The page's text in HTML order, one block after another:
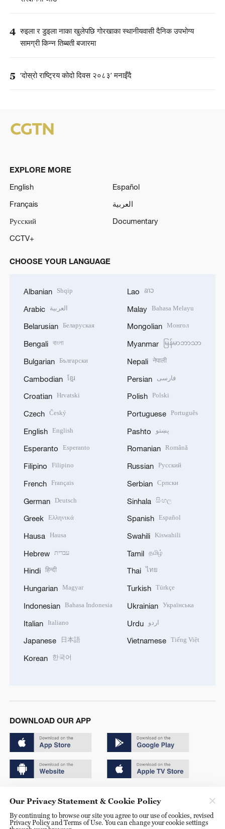
4 रुइला र डुइला नाका खुलेपछि गोरखाका स्थानीयवासी दैनिक उपभोग्य
सामग्री किन्न तिब्बती बजारमा
5 ‘दोस्रो राष्ट्रिय कोदो दिवस २०८३’ मनाइँदै
EXPLORE MORE
English
Español
Français
العربية
Русский
Documentary
CCTV+
CHOOSE YOUR LANGUAGE
Albanian Shqip
Arabic العربية
Belarusian Беларуская
Bengali বাংলা
Bulgarian Български
Cambodian ខ្មែរ
Croatian Hrvatski
Czech Český
English English
Esperanto Esperanto
Filipino Filipino
French Français
German Deutsch
Greek Ελληνικά
Hausa Hausa
Hebrew עברית
Hindi हिन्दी
Hungarian Magyar
Indonesian Bahasa Indonesia
Italian Italiano
Japanese 日本語
Korean 한국어
Lao ລາວ
Malay Bahasa Melayu
Mongolian Монгол
Myanmar မြန်မာဘာသာ
Nepali नेपाली
Persian فارسی
Polish Polski
Portuguese Português
Pashto پښتو
Romanian Română
Russian Русский
Serbian Српски
Sinhala සිංහල
Spanish Español
Swahili Kiswahili
Tamil தமிழ்
Thai ไทย
Turkish Türkçe
Ukrainian Українська
Urdu اردو
Vietnamese Tiếng Việt
DOWNLOAD OUR APP
京ICP备20000184号
Our Privacy Statement & Cookie Policy
By continuing to browse our site you agree to our use of cookies, revised
Privacy Policy and Terms of Use. You can change your cookie settings